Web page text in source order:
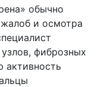
обычно
и осмотра
фиброзных
активность